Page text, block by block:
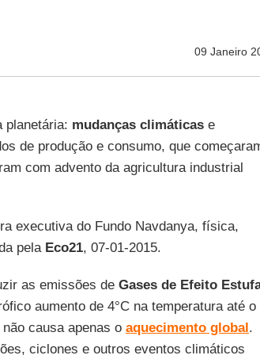
09 Janeiro
planetária: mudanças climáticase
de produção e consumo, que
com advento da agricultura industrial
executiva do Fundo Navdanya, física,
pela Eco21, 07-01-2015.
as emissões de Gases de Efeito
aumento de 4°C na temperatura até o
causa apenas o aquecimento global.
ciclones e outros eventos climáticos